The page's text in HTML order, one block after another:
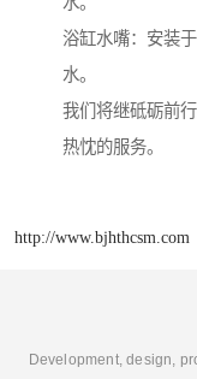
浴缸水嘴：安装
水。
我们将继砥砺前
热忱的服务。
http://www.bjhthcsm.com
Development, design,